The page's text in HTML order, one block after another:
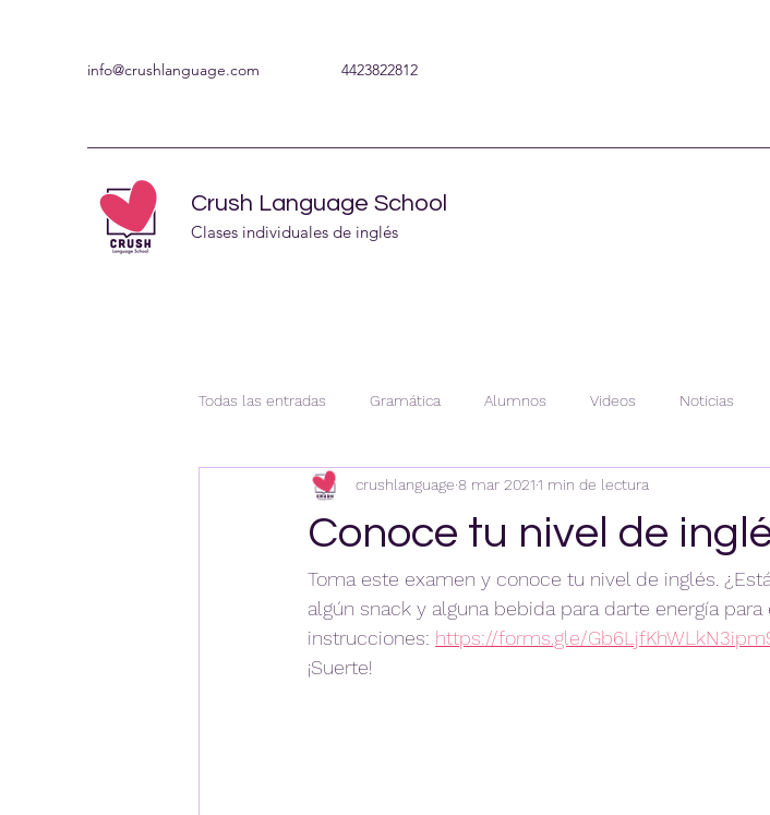
info@crushlanguage.com 4423822812
Crush Language School
Clases individuales de inglés
Todas las entradas Gramática Alumnos Videos Noticias
Conoce tu nivel de
crushlanguage 8 mar 20211 min de lectura
Toma este examen y conoce tu nivel de inglés.
algún snack y alguna bebida para darte energía
instrucciones: https://forms.gle/
¡Suerte!